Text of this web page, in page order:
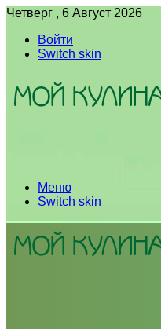
Четверг , 6 Август 2026
Войти
Switch skin
Меню
Switch skin